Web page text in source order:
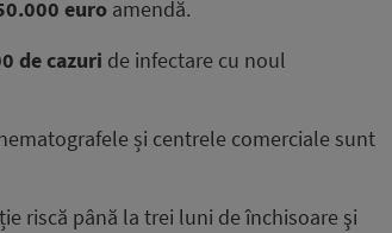
euro amendă.
de cazuri de infectare cu noul
și centrele comerciale sunt
riscă până la trei luni de închisoare şi